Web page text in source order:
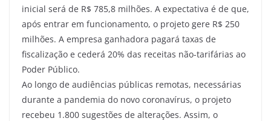
inicial será de R$ 785,8 milhões. A expectativa é de que,
após entrar em funcionamento, o projeto gere R$ 250
milhões. A empresa ganhadora pagará taxas de
fiscalização e cederá 20% das receitas não-tarifárias ao
Poder Público.
Ao longo de audiências públicas remotas, necessárias
durante a pandemia do novo coronavírus, o projeto
recebeu 1.800 sugestões de alterações. Assim, o